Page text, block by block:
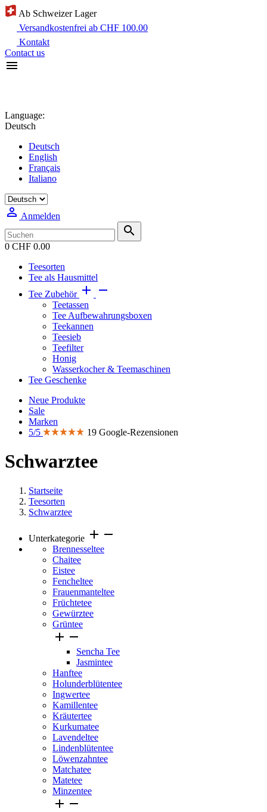
Ab Schweizer Lager
Versandkostenfrei ab CHF 100.00
Kontakt
Contact us

Language:
Deutsch
Deutsch
English
Français
Italiano
 Anmelden

0 CHF 0.00
Teesorten
Tee als Hausmittel
Tee Zubehör  
Teetassen
Tee Aufbewahrungsboxen
Teekannen
Teesieb
Teefilter
Honig
Wasserkocher & Teemaschinen
Tee Geschenke
Neue Produkte
Sale
Marken
5/5
19 Google-Rezensionen
Schwarztee
Startseite
Teesorten
Schwarztee
Unterkategorie add remove
Brennesseltee
Chaitee
Eistee
Fencheltee
Frauenmanteltee
Früchtetee
Gewürztee
Grüntee
 
Sencha Tee
Jasmintee
Hanftee
Holunderblütentee
Ingwertee
Kamillentee
Kräutertee
Kurkumatee
Lavendeltee
Lindenblütentee
Löwenzahntee
Matchatee
Matetee
Minzentee
 